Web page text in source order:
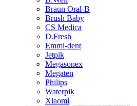
Braun Oral-B
Brush Baby
CS Medica
D.Fresh
Emmi-dent
Jetpik
Megasonex
Megaten
Philips
Waterpik
Xiaomi